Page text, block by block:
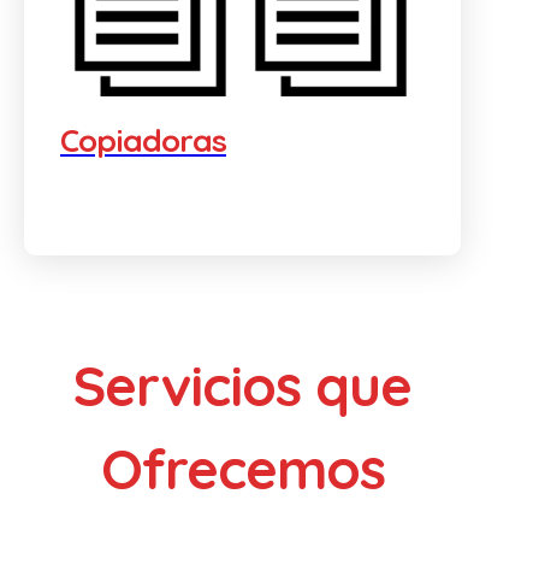
Copiadoras
Servicios que
Ofrecemos